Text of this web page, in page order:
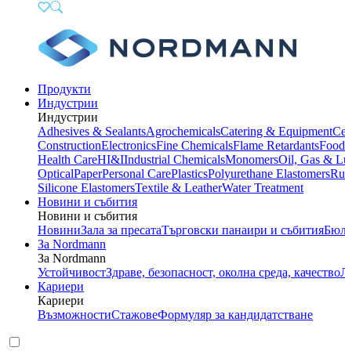
Продукти
Индустрии
Индустрии
Adhesives & SealantsAgrochemicalsCatering & Equipment
ConstructionElectronicsFine ChemicalsFlame RetardantsFood
Health CareHI&IIndustrial ChemicalsMonomersOil, Gas &
OpticalPaperPersonal CarePlasticsPolyurethane Elastomers
Silicone ElastomersTextile & LeatherWater Treatment
Новини и събития
Новини и събития
НовиниЗала за пресатаТърговски панаири и събития
За Nordmann
За Nordmann
УстойчивостЗдраве, безопасност, околна среда, качество
Кариери
Кариери
ВъзможностиСтажовеФормуляр за кандидатстване